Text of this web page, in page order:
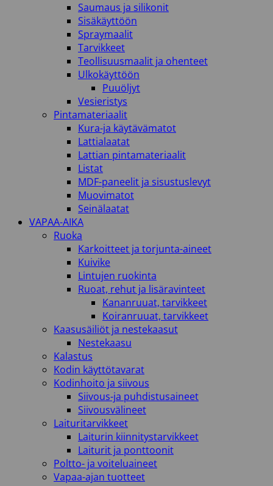
Saumaus ja silikonit
Sisäkäyttöön
Spraymaalit
Tarvikkeet
Teollisuusmaalit ja ohenteet
Ulkokäyttöön
Puuöljyt
Vesieristys
Pintamateriaalit
Kura-ja käytävämatot
Lattialaatat
Lattian pintamateriaalit
Listat
MDF-paneelit ja sisustuslevyt
Muovimatot
Seinälaatat
VAPAA-AIKA
Ruoka
Karkoitteet ja torjunta-aineet
Kuivike
Lintujen ruokinta
Ruoat, rehut ja lisäravinteet
Kananruuat, tarvikkeet
Koiranruuat, tarvikkeet
Kaasusäiliöt ja nestekaasut
Nestekaasu
Kalastus
Kodin käyttötavarat
Kodinhoito ja siivous
Siivous-ja puhdistusaineet
Siivousvälineet
Laituritarvikkeet
Laiturin kiinnitystarvikkeet
Laiturit ja ponttoonit
Poltto- ja voiteluaineet
Vapaa-ajan tuotteet